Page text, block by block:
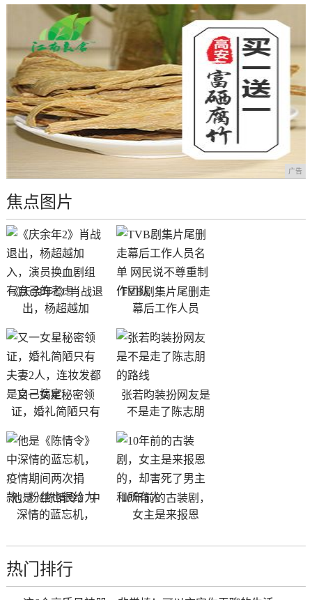
广告
焦点图片
《庆余年2》肖战退
出，杨超越加
TVB剧集片尾删走
幕后工作人员
又一女星秘密领
证，婚礼简陋只有
张若昀装扮网友是
不是走了陈志朋
他是《陈情令》中
深情的蓝忘机，
10年前的古装剧，
女主是来报恩
热门排行